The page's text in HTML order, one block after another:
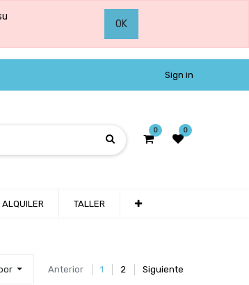
OK
Sign in
0 0
ALQUILER TALLER
Anterior 1 2 Siguiente